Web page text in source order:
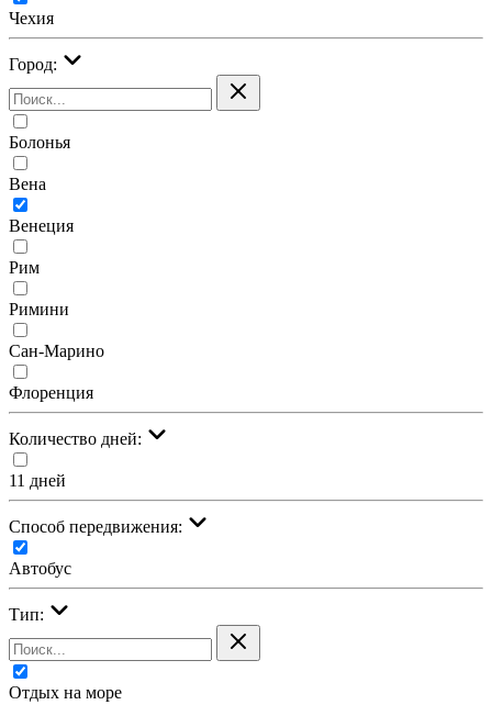
Чехия
Город:
Болонья
Вена
Венеция
Рим
Римини
Сан-Марино
Флоренция
Количество дней:
11 дней
Cпособ передвижения:
Автобус
Тип:
Отдых на море